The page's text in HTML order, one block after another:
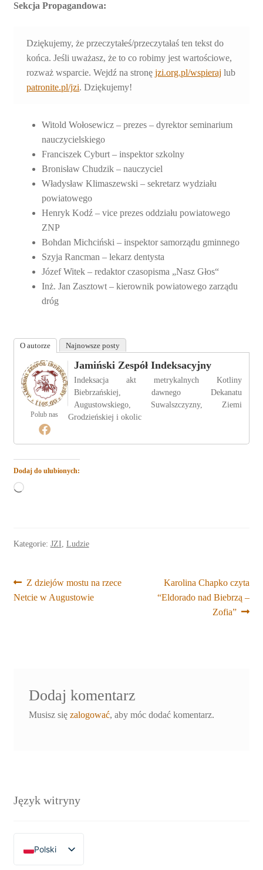
Sekcja Propagandowa:
Dziękujemy, że przeczytałeś/przeczytałaś ten tekst do
końca. Jeśli uważasz, że to co robimy jest wartościowe,
rozważ wsparcie. Wejdź na stronęjzi.org.pl/wspieraj lub
patronite.pl/jzi. Dziękujemy!
Witold Wołosewicz – prezes – dyrektor seminarium
nauczycielskiego
Franciszek Cyburt – inspektor szkolny
Bronisław Chudzik – nauczyciel
Władysław Klimaszewski – sekretarz wydziału
powiatowego
Henryk Kodź – vice prezes oddziału powiatowego
ZNP
Bohdan Michciński – inspektor samorządu gminnego
Szyja Rancman – lekarz dentysta
Józef Witek – redaktor czasopisma „Nasz Głos“
Inż. Jan Zasztowt – kierownik powiatowego zarządu
dróg
O autorze Najnowsze posty
Polub nas
Jamiński Zespół Indeksacyjny
Indeksacja akt metrykalnych Kotliny
Biebrzańskiej, dawnego Dekanatu
Augustowskiego, Suwalszczyzny, Ziemi
Grodzieńskiej i okolic
Dodaj do ulubionych:
Wczytywanie…
Kategorie: JZI Ludzie
Nawigacja
Poprzedni
wpis:
Z dziejów mostu na rzece
Netcie w Augustowie
Następny
wpis:
Karolina Chapko czyta
“Eldorado nad Biebrzą –
Zofia”
Dodaj komentarz
Musisz się zalogować, aby móc dodać komentarz.
Język witryny
Polski